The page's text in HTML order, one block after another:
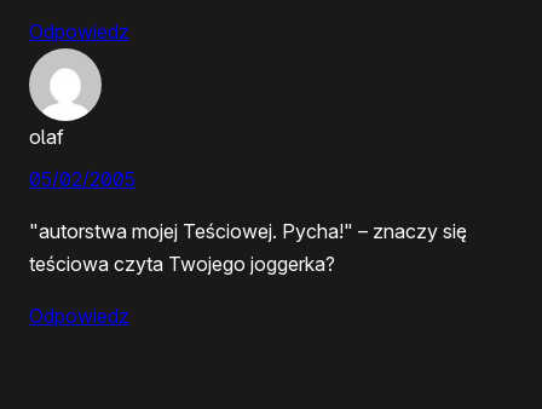
Odpowiedz
olaf
05/02/2005
"autorstwa mojej Teściowej. Pycha!" – znaczy się
teściowa czyta Twojego joggerka?
Odpowiedz